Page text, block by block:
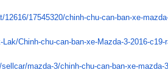
12616/17545320/chinh-chu-can-ban-xe-
Lak/Chinh-chu-can-ban-xe-Mazda-3-2016-c19-
sellcar/mazda-3/chinh-chu-can-ban-xe-mazda-